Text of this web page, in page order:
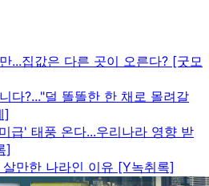
...집값은 다른 곳이 오른다? [굿모
다?..."덜 똘똘한 한 채로 몰려갈
]
급' 태풍 온다...우리나라 영향 받
]
만한 나라인 이유 [Y녹취록]